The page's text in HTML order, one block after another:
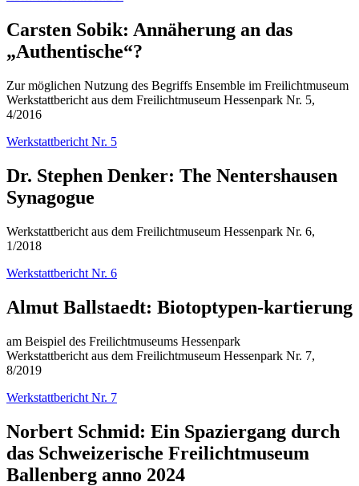
Carsten Sobik: Annäherung an das
„Authentische“?
Zur möglichen Nutzung des Begriffs Ensemble im Freilichtmuseum
Werkstattbericht aus dem Freilichtmuseum Hessenpark Nr. 5,
4/2016
Werkstattbericht Nr. 5
Dr. Stephen Denker: The Nentershausen
Synagogue
Werkstattbericht aus dem Freilichtmuseum Hessenpark Nr. 6,
1/2018
Werkstattbericht Nr. 6
Almut Ballstaedt: Biotoptypen-kartierung
am Beispiel des Freilichtmuseums Hessenpark
Werkstattbericht aus dem Freilichtmuseum Hessenpark Nr. 7,
8/2019
Werkstattbericht Nr. 7
Norbert Schmid: Ein Spaziergang durch
das Schweizerische Freilichtmuseum
Ballenberg anno 2024